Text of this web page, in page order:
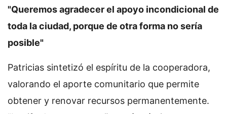
"Queremos agradecer el apoyo incondicional de
toda la ciudad, porque de otra forma no sería
posible"
Patricias sintetizó el espíritu de la cooperadora,
valorando el aporte comunitario que permite
obtener y renovar recursos permanentemente.